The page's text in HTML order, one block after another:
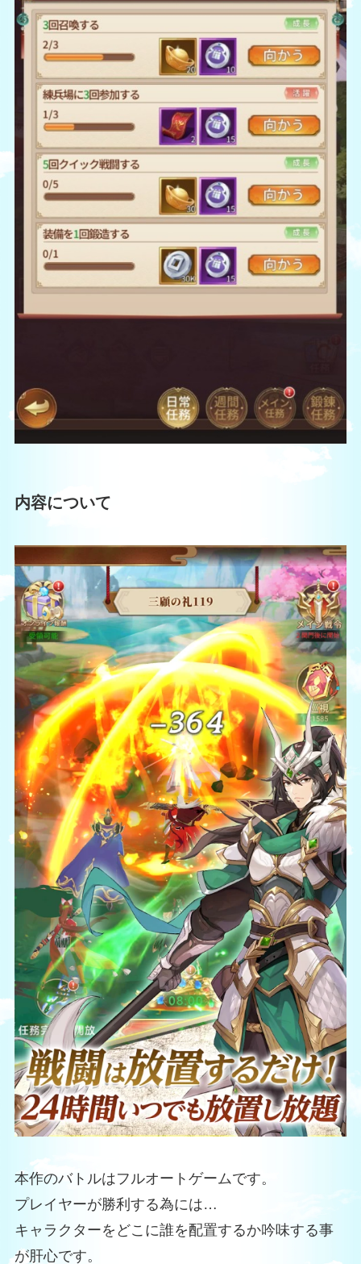
内容について
本作のバトルはフルオートゲームです。
プレイヤーが勝利する為には…
キャラクターをどこに誰を配置するか吟味する事
が肝心です。